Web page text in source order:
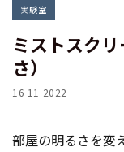
実験室
ミストスク
さ）
16 11 2022
部屋の明るさを変